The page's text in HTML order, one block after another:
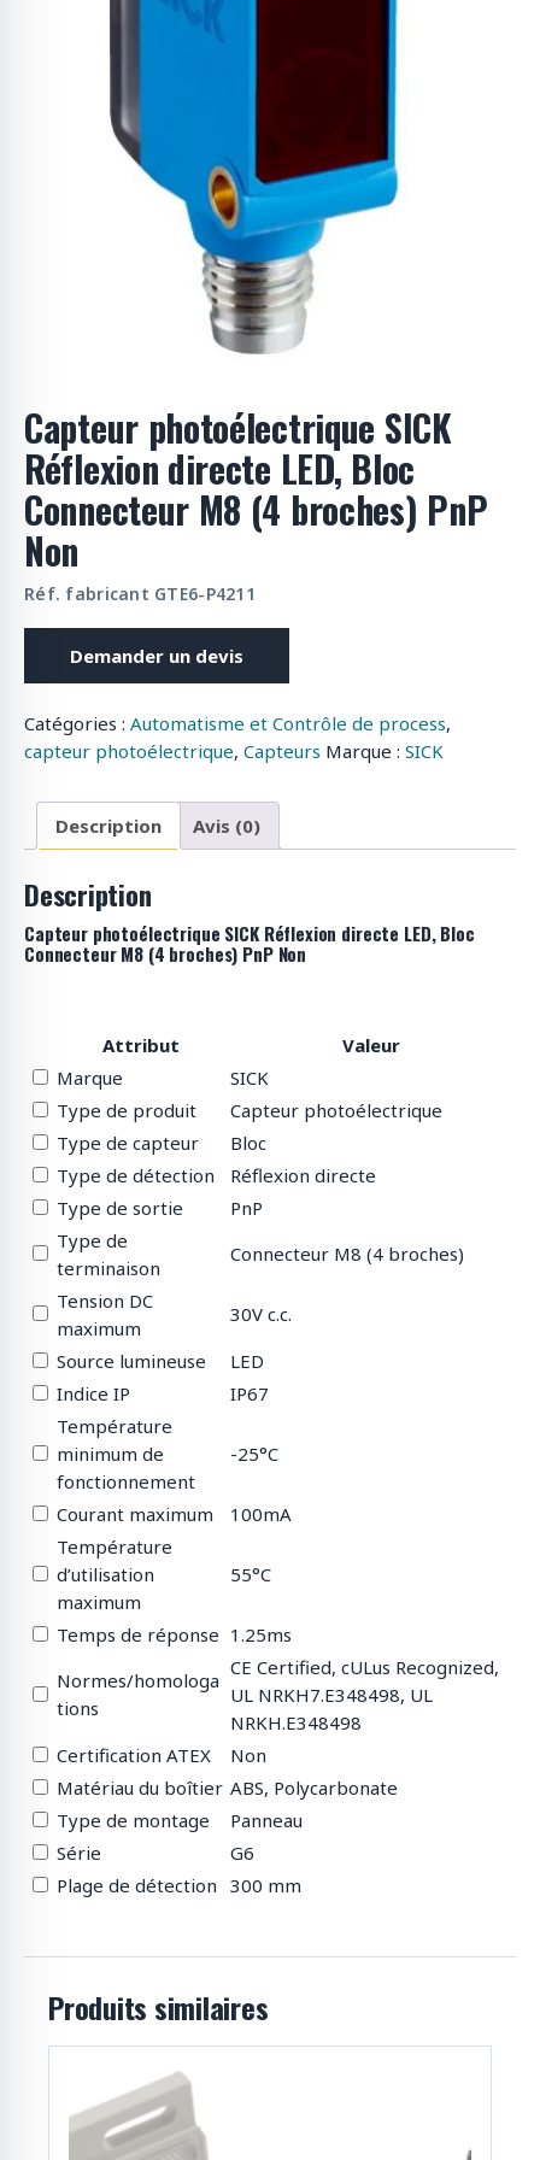
Capteur photoélectrique SICK
Réflexion directe LED, Bloc
Connecteur M8 (4 broches) PnP
Non
Réf. fabricant GTE6-P4211
Demander un devis
Catégories : Automatisme et Contrôle de process,
capteur photoélectrique, Capteurs Marque : SICK
Description Avis (0)
Description
Capteur photoélectrique SICK Réflexion directe LED, Bloc
Connecteur M8 (4 broches) PnP Non
Attribut
Valeur
Marque
SICK
Type de produit
Capteur photoélectrique
Type de capteur
Bloc
Type de détection
Réflexion directe
Type de sortie
PnP
Type de
terminaison
Connecteur M8 (4 broches)
Tension DC
maximum
30V c.c.
Source lumineuse
LED
Indice IP
IP67
Température
minimum de
fonctionnement
-25°C
Courant maximum
100mA
Température
d’utilisation
maximum
55°C
Temps de réponse 1.25ms
Normes/homologa
tions
CE Certified, cULus Recognized,
UL NRKH7.E348498, UL
NRKH.E348498
Certification ATEX
Non
Matériau du boîtier ABS, Polycarbonate
Type de montage
Panneau
Série
G6
Plage de détection 300 mm
Produits similaires